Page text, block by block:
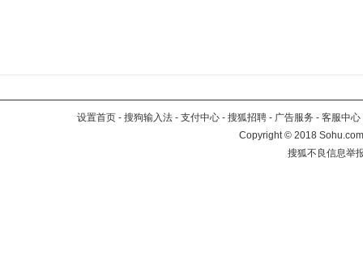
设置首页 - 搜狗输入法 - 支付中心 - 搜狐招聘 - 广告服务 - 客服中心
Copyright©2018
搜狐不良信息举